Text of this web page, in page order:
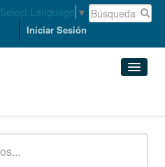
Select Language ▼
Iniciar Sesión